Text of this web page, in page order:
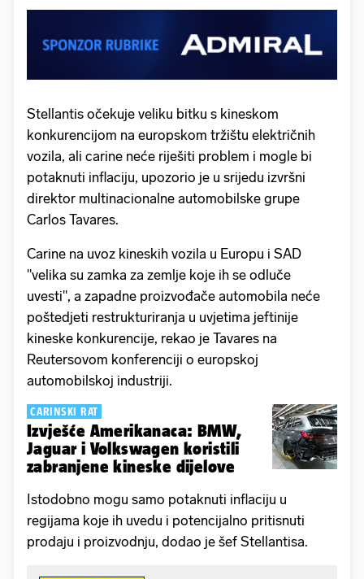
Stellantis očekuje veliku bitku s kineskom
konkurencijom na europskom tržištu električnih
vozila, ali carine neće riješiti problem i mogle bi
potaknuti inflaciju, upozorio je u srijedu izvršni
direktor multinacionalne automobilske grupe
Carlos Tavares.
Carine na uvoz kineskih vozila u Europu i SAD
"velika su zamka za zemlje koje ih se odluče
uvesti", a zapadne proizvođače automobila neće
poštedjeti restrukturiranja u uvjetima jeftinije
kineske konkurencije, rekao je Tavares na
Reutersovom konferenciji o europskoj
automobilskoj industriji.
CARINSKI RAT
Izvješće Amerikanaca: BMW,
Jaguar i Volkswagen koristili
zabranjene kineske dijelove
Istodobno mogu samo potaknuti inflaciju u
regijama koje ih uvedu i potencijalno pritisnuti
prodaju i proizvodnju, dodao je šef Stellantisa.